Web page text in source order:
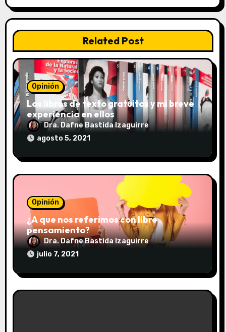
e
e
n
t
r
a
d
a
s
Related Post
Opinión
Los libros de texto gratuitos y mi breve
experiencia en ellos
Dra. Dafne Bastida Izaguirre
agosto 5, 2021
Opinión
¿A que nos referimos con libre
pensamiento?
Dra. Dafne Bastida Izaguirre
julio 7, 2021